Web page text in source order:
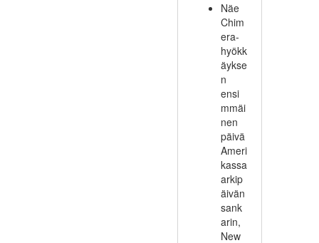
Näe
Chim
era-
hyökk
äykse
n
ensi
mmäi
nen
päivä
Ameri
kassa
arkip
äivän
sank
arin,
New